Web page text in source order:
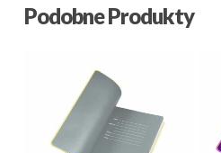
Podobne Produkty
27.39zł